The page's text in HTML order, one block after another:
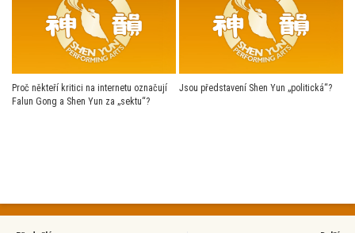
Proč někteří kritici na internetu označují
Falun Gong a Shen Yun za „sektu“?
Jsou představení Shen Yun „politická“?